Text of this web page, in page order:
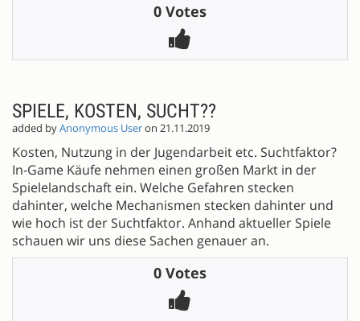
0 Votes
SPIELE, KOSTEN, SUCHT??
added byAnonymous Useron 21.11.2019
Kosten, Nutzung in der Jugendarbeit etc. Suchtfaktor?
In-Game Käufe nehmen einen großen Markt in der
Spielelandschaft ein. Welche Gefahren stecken
dahinter, welche Mechanismen stecken dahinter und
wie hoch ist der Suchtfaktor. Anhand aktueller Spiele
schauen wir uns diese Sachen genauer an.
0 Votes